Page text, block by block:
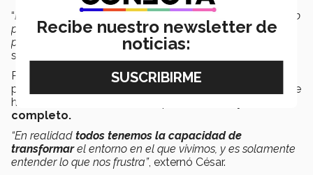
“El emprendimiento cada día es más relevante en nuestro
país y sin duda proyectos como este de gran impacto
para la economía y la sociedad”, mencionó Estefanía
sobre el papel de los emprendedores.
Por su parte, César considera importante estos
proyectos para
de creer que ya se
hizo todo como sociedad o que
completo.
“En realidad todos tenemos la capacidad de
transformarel entorno en el que vivimos, y es solamente
entender lo que nos frustra”, externó César.
Recibe nuestro newsletter de
noticias: